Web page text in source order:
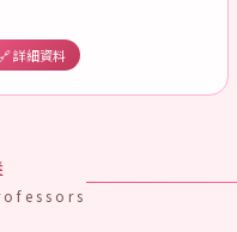
🔗 詳細資料